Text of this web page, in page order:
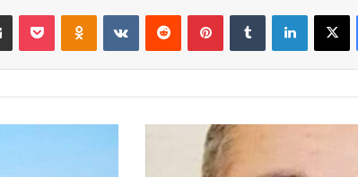
فيسبوك‫X لينكدإن بينتيريست